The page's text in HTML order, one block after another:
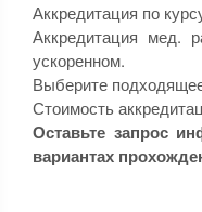
Аккредитация по
Аккредитация мед.
ускоренном.
Выберите
Стоимость
Оставьте запрос
вариантах